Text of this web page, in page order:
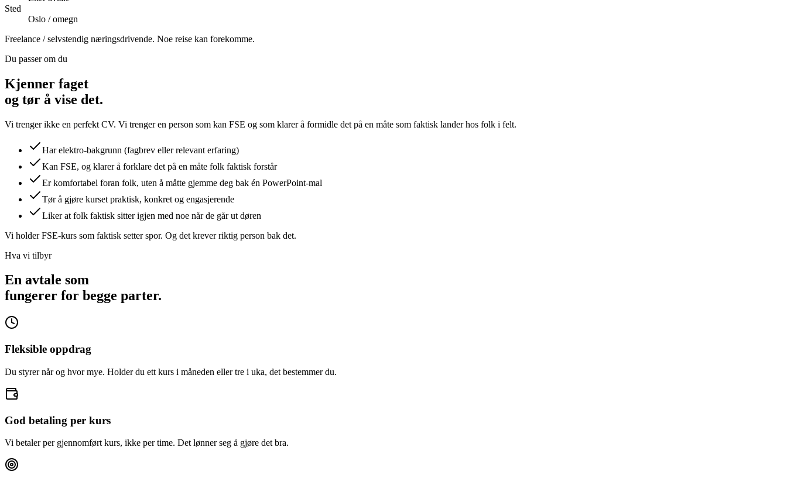
Sted
Oslo / omegn
Freelance / selvstendig næringsdrivende. Noe reise kan forekomme.
Du passer om du
Kjenner faget
og tør å vise det.
Vi trenger ikke en perfekt CV. Vi trenger en person som kan FSE og som klarer å formidle det på en måte som faktisk lander hos folk i felt.
Har elektro-bakgrunn (fagbrev eller relevant erfaring)
Kan FSE, og klarer å forklare det på en måte folk faktisk forstår
Er komfortabel foran folk, uten å måtte gjemme deg bak én PowerPoint-mal
Tør å gjøre kurset praktisk, konkret og engasjerende
Liker at folk faktisk sitter igjen med noe når de går ut døren
Vi holder FSE-kurs som faktisk setter spor. Og det krever riktig person bak det.
Hva vi tilbyr
En avtale som
fungerer for begge parter.
Fleksible oppdrag
Du styrer når og hvor mye. Holder du ett kurs i måneden eller tre i uka, det bestemmer du.
God betaling per kurs
Vi betaler per gjennomført kurs, ikke per time. Det lønner seg å gjøre det bra.